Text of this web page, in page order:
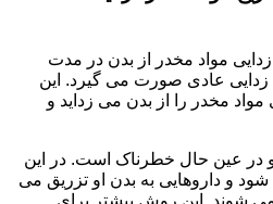
مواد مخدر از بدن در مدت
عادی صورت می گیرد. این
مخدر را از بدن می زداید و
در عین حال خطرناک است. در این
و داروهایی به بدن او تزریق می
شوند. این روش بیشتر برای